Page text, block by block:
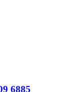
6885